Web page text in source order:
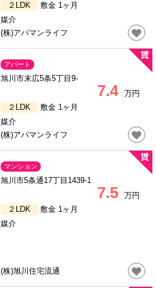
２LDK
敷金 1ヶ月
媒介
(株)アパマンライフ
アパート
旭川市末広5条5丁目9-
7.4 万円
２LDK
敷金 1ヶ月
媒介
(株)アパマンライフ
マンション
旭川市5条通17丁目1439-1
7.5
万円
２LDK
敷金 1ヶ月
媒介
(株)旭川住宅流通